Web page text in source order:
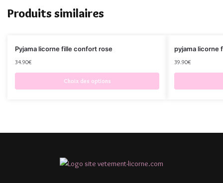
Produits similaires
Pyjama licorne fille confort rose
34.90€
Choix des options
pyjama licorne
39.90€